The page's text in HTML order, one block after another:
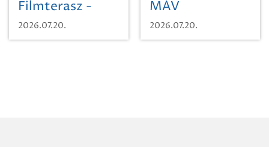
Filmterasz -
Beugró a
Paradicsomba
2026.07.20.
MÁV
Pályaműködtetési
Zrt. Területi
2026.07.20.